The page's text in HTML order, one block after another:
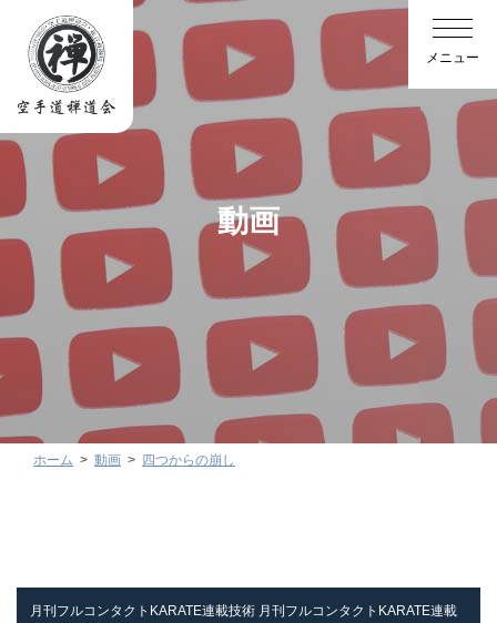
動画
ホーム 動画 四つからの崩し
月刊フルコンタクトKARATE連載技術 月刊フルコンタクトKARATE連載